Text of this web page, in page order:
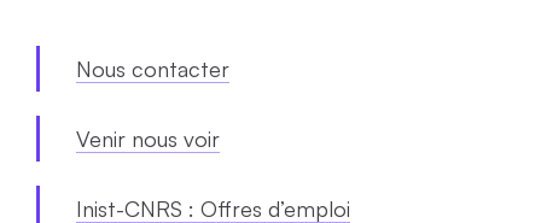
Nous contacter
Venir nous voir
Inist-CNRS : Offres d’emploi